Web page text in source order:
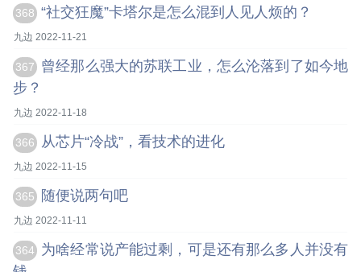
368 “社交狂魔”卡塔尔是怎么混到人见人烦的？
九边 2022-11-21
367
曾经那么强大的苏联工业，怎么沦落到了如今地
步？
九边 2022-11-18
366 从芯片“冷战”，看技术的进化
九边 2022-11-15
365 随便说两句吧
九边 2022-11-11
364
为啥经常说产能过剩，可是还有那么多人并没有